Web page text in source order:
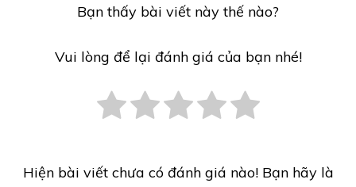
Bạn thấy bài viết này thế nào?
Vui lòng để lại đánh giá của bạn nhé!
Hiện bài viết chưa có đánh giá nào! Bạn hãy là